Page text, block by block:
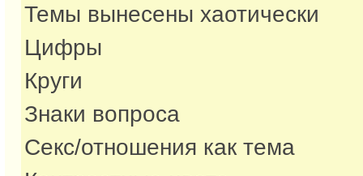
Темы вынесены хаотически
Цифры
Круги
Знаки вопроса
Секс/отношения как тема